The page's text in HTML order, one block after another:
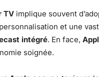
TV implique souvent
et une
intégré. En face,
soignée.